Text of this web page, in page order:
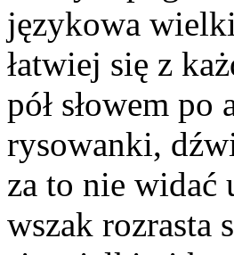
językowa
łatwiej się z
pół słowem
rysowanki,
za to nie widać
wszak rozrasta